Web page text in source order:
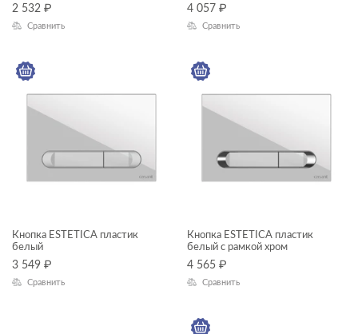
2 532 ₽
Сравнить
4 057 ₽
Сравнить
Кнопка ESTETICA пластик
белый
3 549 ₽
Сравнить
Кнопка ESTETICA пластик
белый с рамкой хром
4 565 ₽
Сравнить